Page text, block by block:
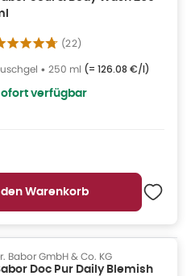
(22)
• 250 ml (= 126.08 €/l)
verfügbar
den Warenkorb
Babor GmbH & Co. KG
Doc Pur Daily Blemish